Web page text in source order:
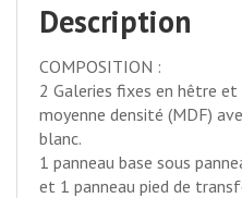
Description
COMPOSITION :
2 Galeries fixes en hêtre et
moyenne densité (MDF)
blanc.
1 panneau base sous
et 1 panneau pied de